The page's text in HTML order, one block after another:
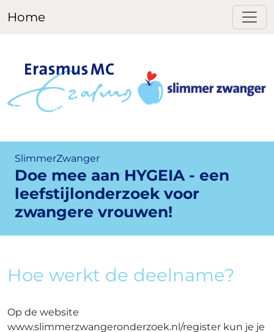
Home
SlimmerZwanger
Doe mee aan HYGEIA - een
leefstijlonderzoek voor
zwangere vrouwen!
Hoe werkt de deelname?
Op de website
www.slimmerzwangeronderzoek.nl/register kun je je